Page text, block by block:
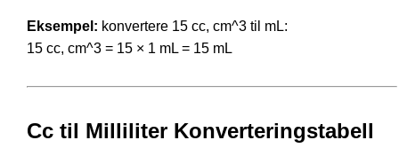
Eksempel: konvertere 15 cc, cm^3 til mL:
15 cc, cm^3 = 15 × 1 mL = 15 mL
Cc til Milliliter Konverteringstabell